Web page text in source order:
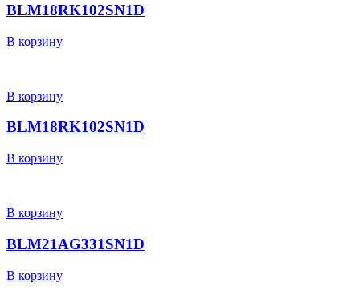
BLM18RK102SN1D
В корзину
В корзину
BLM18RK102SN1D
В корзину
В корзину
BLM21AG331SN1D
В корзину